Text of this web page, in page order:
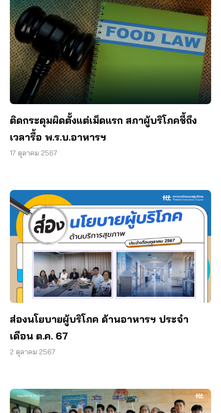
ติดกระดุมผิดตั้งแต่เม็ดแรก สภาผู้บริโภคชี้ถึง
เวลารื้อ พ.ร.บ.อาหารฯ
17 ตุลาคม 2567
ส่องนโยบายผู้บริโภค ด้านอาหารฯ ประจำ
เดือน ต.ค. 67
2 ตุลาคม 2567